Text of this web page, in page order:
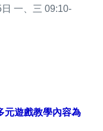
一、三 09:10-
元遊戲教學內容為